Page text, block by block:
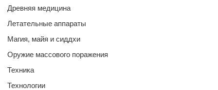
Древняя медицина
Летательные аппараты
Магия, майя и сиддхи
Оружие массового поражения
Техника
Технологии